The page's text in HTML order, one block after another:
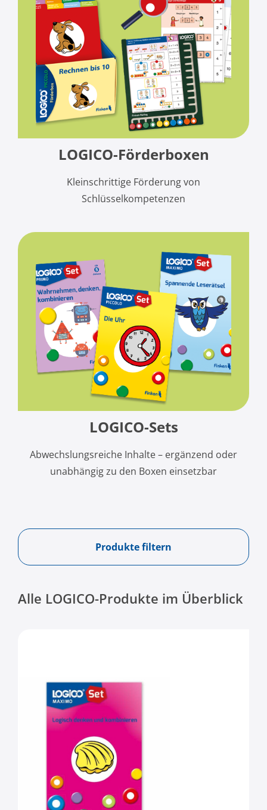
LOGICO-Förderboxen
Kleinschrittige Förderung von
Schlüsselkompetenzen
LOGICO-Sets
Abwechslungsreiche Inhalte – ergänzend oder
unabhängig zu den Boxen einsetzbar
Produkte filtern
Alle LOGICO-Produkte im Überblick